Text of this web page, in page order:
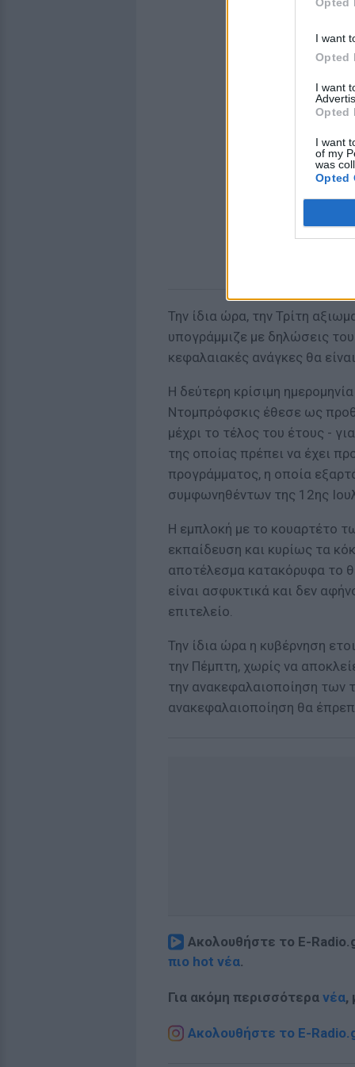
I want
Opted
I want
Opted
I want
of my
was
Opted
Την ίδια ώρα, την Τρίτη
υπογράμμιζε με δηλώσεις
κεφαλαιακές ανάγκες θα
Η δεύτερη κρίσιμη
Ντομπρόφσκις έθεσε ως
μέχρι το τέλος του έτους -
της οποίας πρέπει να έχει
προγράμματος, η οποία
συμφωνηθέντων της 12ης
Η εμπλοκή με το κουαρτέτο
εκπαίδευση και κυρίως τα
αποτέλεσμα κατακόρυφα το
είναι ασφυκτικά και δεν
επιτελείο.
Την ίδια ώρα η κυβέρνηση
την Πέμπτη, χωρίς να
την ανακεφαλαιοποίηση των
ανακεφαλαιοποίηση θα
Ακολουθήστε το E-
πιο hot νέα.
Για ακόμη περισσότερα νέα,
Ακολουθήστε το E-